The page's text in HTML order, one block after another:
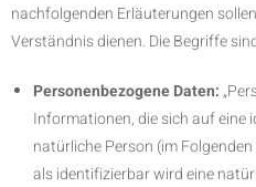
nachfolgenden Erläuterungen
Verständnis dienen. Die Begriffe
Personenbezogene Daten:
Informationen, die sich auf
natürliche Person (im
als identifizierbar wird eine